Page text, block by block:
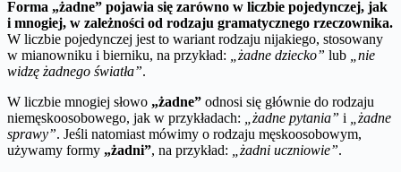
Forma „żadne” pojawia się zarówno w liczbie pojedynczej, jak
i mnogiej, w zależności od rodzaju gramatycznego rzeczownika.
W liczbie pojedynczej jest to wariant rodzaju nijakiego, stosowany
w mianowniku i bierniku, na przykład:
„żadne dziecko” lub
„nie
widzę żadnego światła”.
W liczbie mnogiej słowo „żadne” odnosi się głównie do rodzaju
niemęskoosobowego, jak w przykładach:
„żadne pytania” i
„żadne
sprawy”. Jeśli natomiast mówimy o rodzaju męskoosobowym,
używamy formy „żadni”, na przykład: „żadni uczniowie”.